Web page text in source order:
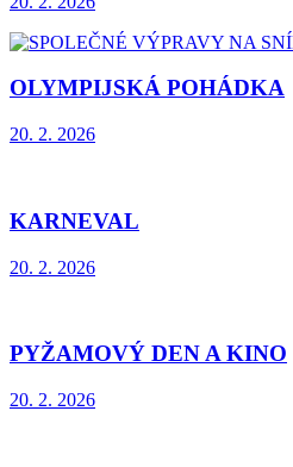
OLYMPIJSKÁ POHÁDKA
20. 2. 2026
KARNEVAL
20. 2. 2026
PYŽAMOVÝ DEN A KINO
20. 2. 2026